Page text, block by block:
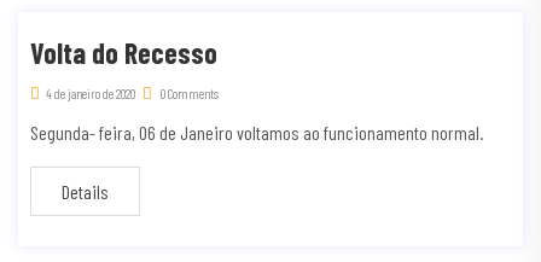
Volta do Recesso
4 de janeiro de 2020 0 Comments
Segunda- feira, 06 de Janeiro voltamos ao funcionamento normal.
Details